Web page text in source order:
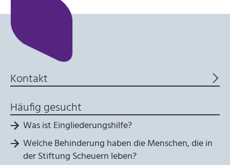
Kontakt
Häufig gesucht
Was ist Eingliederungshilfe?
Welche Behinderung haben die Menschen, die in
der Stiftung Scheuern leben?
Seitenstatistik
Cookie Laufzeit:
30 Minuten